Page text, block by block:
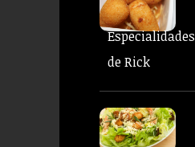
Especialidades
de Rick